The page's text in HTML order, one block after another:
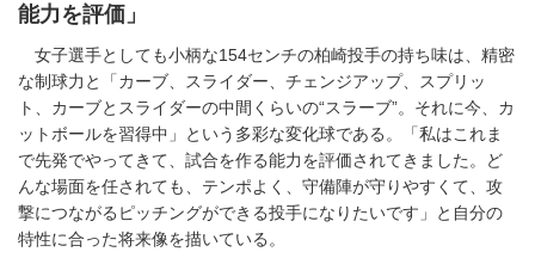
能力を評価」
女子選手としても小柄な154センチの柏崎投手の持ち味は、精密
な制球力と「カーブ、スライダー、チェンジアップ、スプリッ
ト、カーブとスライダーの中間くらいの“スラーブ”。それに今、カ
ットボールを習得中」という多彩な変化球である。「私はこれま
で先発でやってきて、試合を作る能力を評価されてきました。ど
んな場面を任されても、テンポよく、守備陣が守りやすくて、攻
撃につながるピッチングができる投手になりたいです」と自分の
特性に合った将来像を描いている。